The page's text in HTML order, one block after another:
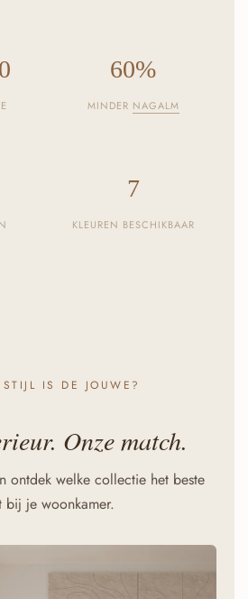
60%
MINDER NAGALM
7
KLEUREN BESCHIKBAAR
IS DE JOUWE?
Onze match.
ontdek welke collectie het beste
bij je woonkamer.